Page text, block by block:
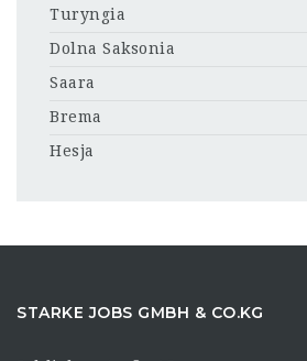
Turyngia
Dolna Saksonia
Saara
Brema
Hesja
STARKE JOBS GMBH & CO.KG